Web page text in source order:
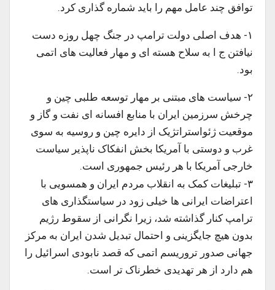
توافق چند عامل مهم را باید شماره گذاری کرد.
۱- هدف اصلی دولت ترامپ در جنگ چهل روزه دست
نیافتن ج ا به سلاح هسته ای و مهار فعالیت های اتمی
بود.
۲- سیاست های مبتنی بر مهار توسعه طلبی چین و
چرخش سرزمین ایران با منابع افسانه ای نفت و گاز و
موقعیت ژئواستراتژیک از دایره چین و روسیه به سوی
غرب و دوستی با‌ آمریکا بخش انفکاک ناپذیر سیاست
خارجی آمریکا با هر رئیس جمهوری است.
۳- تبلیغات کمک به انقلاب مردم ایران و همسویی با
اعتراضات ایرانی ها خیلی زود در سیاستگذاری های
ترامپ کنار گذاشته شد، زیرا نگرانی از سقوط رژیم
بدون هیچ جایگزینی و احتمال تبدیل شدن ایران به مرکز
جهانی صدور تروریسم اتمی که قصد نابودی اسرائیل را
هم دارد از هر تهدیدی خطرناک تر است.